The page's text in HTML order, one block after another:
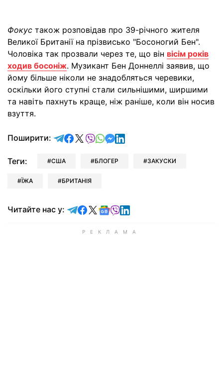
Фокус також розповідав про 39-річного жителя
Великої Британії на прізвисько "Босоногий Бен".
Чоловіка так прозвали через те, що він вісім років
ходив босоніж. Музикант Бен Доннеллі заявив, що
йому більше ніколи не знадобляться черевики,
оскільки його ступні стали сильнішими, ширшими
та навіть пахнуть краще, ніж раніше, коли він носив
взуття.
Поширити: відправити у Telegram
поділитись у Facebook
поділитись у X
відправити у Viber
відправити у Whatsapp
відправити у Messenger
відправити у LinkedIn
Теги: США БЛОГЕР ЗАКУСКИ
ЇЖА БРИТАНІЯ
Читайте нас у: Читайте у Telegram
Читайте у Facebook
Читайте у X
Читайте у Google news
Читайте у Viber
Читайте у LinkedIn